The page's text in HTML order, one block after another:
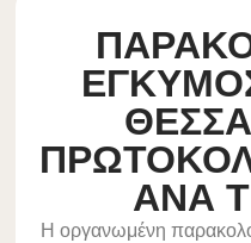
ΑΝΑ
Η οργανωμένη